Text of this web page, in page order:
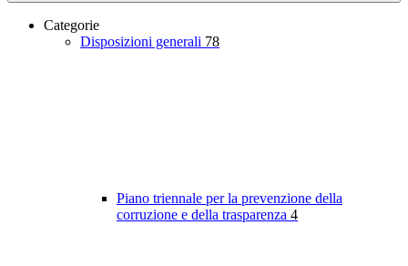
Categorie
Disposizioni generali 78
Piano triennale per la prevenzione della
corruzione e della trasparenza 4